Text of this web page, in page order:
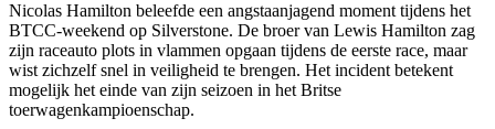
Nicolas Hamilton beleefde een angstaanjagend moment tijdens het
BTCC-weekend op Silverstone. De broer van Lewis Hamilton zag
zijn raceauto plots in vlammen opgaan tijdens de eerste race, maar
wist zichzelf snel in veiligheid te brengen. Het incident betekent
mogelijk het einde van zijn seizoen in het Britse
toerwagenkampioenschap.